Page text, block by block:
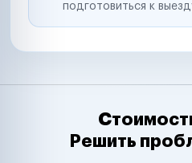
подготовиться к
Решить